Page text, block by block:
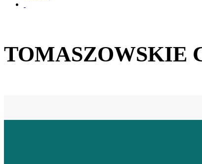
TOMASZOWSKIE